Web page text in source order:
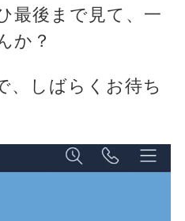
最後まで見て、一
か？
、しばらくお待ち